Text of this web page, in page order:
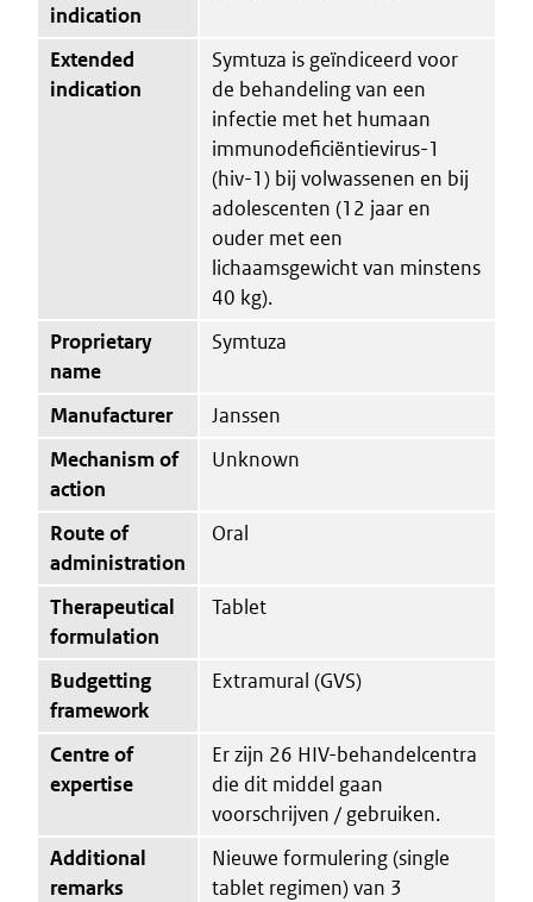
indication
Extended
indication
Symtuza is geïndiceerd voor
de behandeling van een
infectie met het humaan
immunodeficiëntievirus-1
(hiv-1) bij volwassenen en bij
adolescenten (12 jaar en
ouder met een
lichaamsgewicht van minstens
40 kg).
Proprietary
name
Symtuza
Manufacturer
Janssen
Mechanism of
action
Unknown
Route of
administration
Oral
Therapeutical
formulation
Tablet
Budgetting
framework
Extramural (GVS)
Centre of
expertise
Er zijn 26 HIV-behandelcentra
die dit middel gaan
voorschrijven / gebruiken.
Additional
remarks
Nieuwe formulering (single
tablet regimen) van 3